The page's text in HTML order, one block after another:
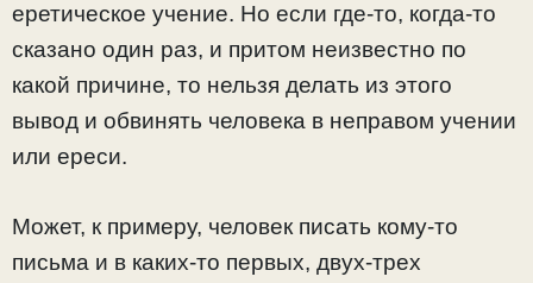
еретическое учение. Но если где-то, когда-то
сказано один раз, и притом неизвестно по
какой причине, то нельзя делать из этого
вывод и обвинять человека в неправом учении
или ереси.
Может, к примеру, человек писать кому-то
письма и в каких-то первых, двух-трех